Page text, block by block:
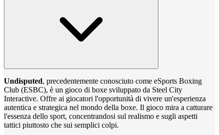
Undisputed, precedentemente conosciuto come eSports Boxing
Club (ESBC), è un gioco di boxe sviluppato da Steel City
Interactive. Offre ai giocatori l'opportunità di vivere un'esperienza
autentica e strategica nel mondo della boxe. Il gioco mira a catturare
l'essenza dello sport, concentrandosi sul realismo e sugli aspetti
tattici piuttosto che sui semplici colpi.